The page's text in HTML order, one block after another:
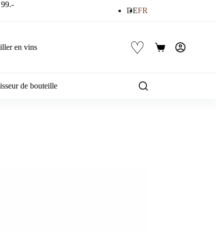
DEFR
en vins ♡
Panier
de bouteille